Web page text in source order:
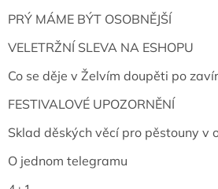
PRÝ MÁME BÝT OSOBNĚJŠÍ
VELETRŽNÍ SLEVA NA ESHOPU
Co se děje v Želvím doupěti po
FESTIVALOVÉ UPOZORNĚNÍ
Sklad děských věcí pro pěstouny v
O jednom telegramu